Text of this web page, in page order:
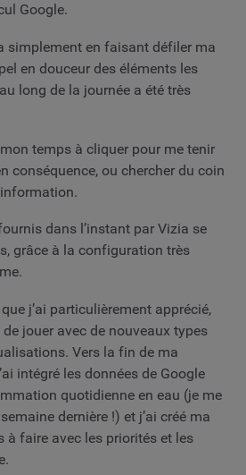
Google.
simplement en faisant défiler ma
en douceur des éléments les
long de la journée a été très
temps à cliquer pour me tenir
conséquence, ou chercher du coin
dans l’instant par Vizia se
grâce à la configuration très
j’ai particulièrement apprécié,
de jouer avec de nouveaux types
Vers la fin de ma
intégré les données de Google
quotidienne en eau (je me
dernière !) et j’ai créé ma
à faire avec les priorités et les